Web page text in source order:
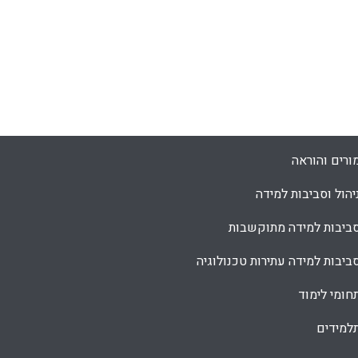
והוראה
וסביבות למידה
למידה מתוקשבות
למידה עתירות טכנולוגיה
לימוד